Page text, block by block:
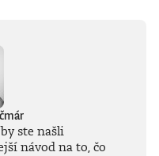
ste našli
návod na to, čo